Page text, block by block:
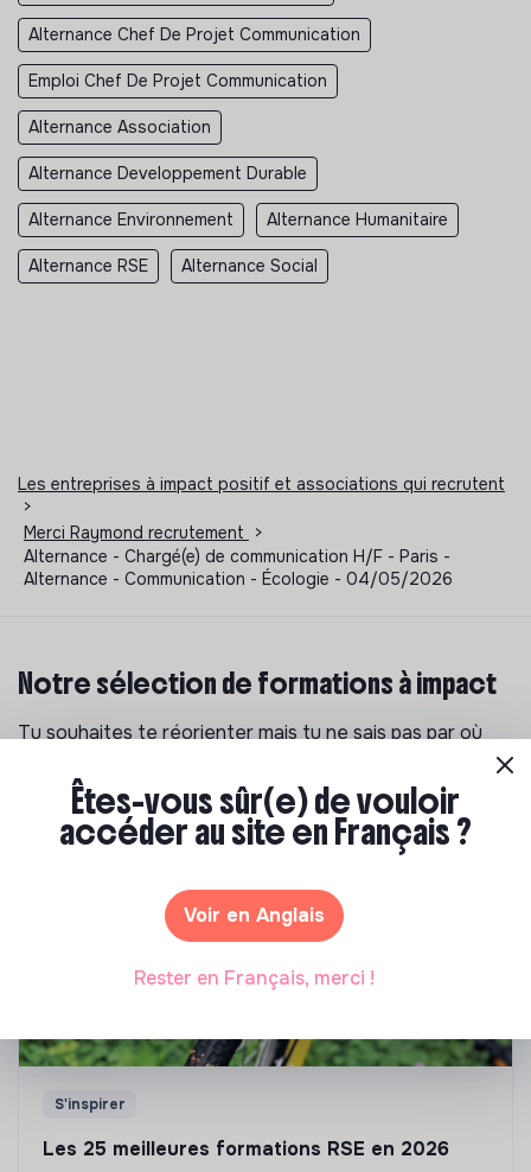
Alternance Chef De Projet Communication
Emploi Chef De Projet Communication
Alternance Association
Alternance Developpement Durable
Alternance Environnement Alternance Humanitaire
Alternance RSE Alternance Social
Les entreprises à impact positif et associations qui recrutent
>
Merci Raymond recrutement
>
Alternance - Chargé(e) de communication H/F - Paris -
Alternance - Communication - Écologie - 04/05/2026
Notre sélection de formations à impact
Tu souhaites te réorienter mais tu ne sais pas par où
sélection de formations aux métiers de la transition
écologique et solidaire !
S'inspirer
Les 25 meilleures formations RSE en 2026
Êtes-vous sûr(e) de vouloir
accéder au site en Français ?
Voir en Anglais
Rester en Français, merci !